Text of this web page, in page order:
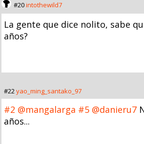
#20intothewild7
La gente que dice nolito, sabe
años?
#22yao_ming_santako_97
#2 @mangalarga #5 @danieru7
años...